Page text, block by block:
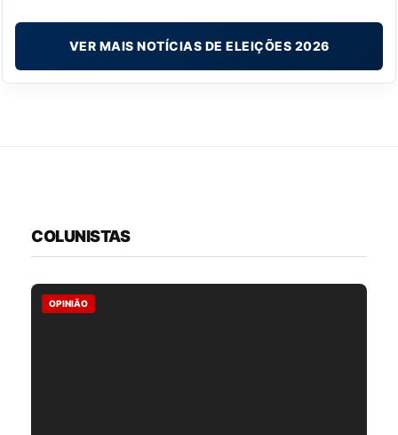
VER MAIS NOTÍCIAS DE ELEIÇÕES 2026
COLUNISTAS
OPINIÃO